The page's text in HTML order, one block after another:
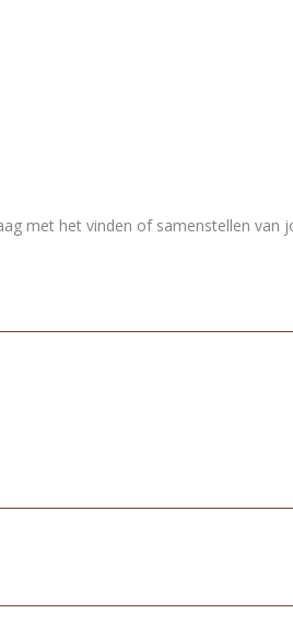
met het vinden of samenstellen van